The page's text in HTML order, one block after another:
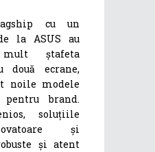
cu un
la ASUS au
ștafeta
două ecrane,
noile modele
pentru brand.
soluțiile
și
și atent